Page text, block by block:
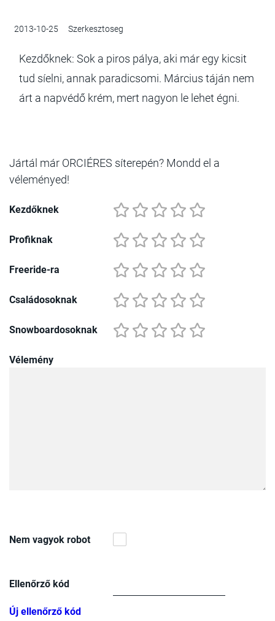
2013-10-25 Szerkesztoseg
Kezdőknek: Sok a piros pálya, aki már egy kicsit
tud síelni, annak paradicsomi. Március táján nem
árt a napvédő krém, mert nagyon le lehet égni.
Jártál már ORCIÉRES síterepén? Mondd el a
véleményed!
Kezdőknek
Profiknak
Freeride-ra
Családosoknak
Snowboardosoknak
Vélemény
Nem vagyok robot
Ellenőrző kód
Új ellenőrző kód